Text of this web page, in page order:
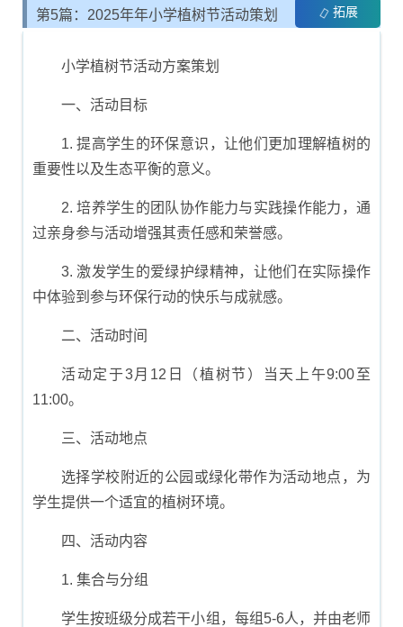
第5篇：2025年年小学植树节活动策划 拓展
小学植树节活动方案策划
一、活动目标
1. 提高学生的环保意识，让他们更加理解植树的
重要性以及生态平衡的意义。
2. 培养学生的团队协作能力与实践操作能力，通
过亲身参与活动增强其责任感和荣誉感。
3. 激发学生的爱绿护绿精神，让他们在实际操作
中体验到参与环保行动的快乐与成就感。
二、活动时间
活动定于3月12日（植树节）当天上午9:00至
11:00。
三、活动地点
选择学校附近的公园或绿化带作为活动地点，为
学生提供一个适宜的植树环境。
四、活动内容
1. 集合与分组
学生按班级分成若干小组，每组5-6人，并由老师